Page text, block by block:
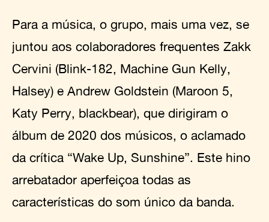
Para a música, o grupo, mais uma vez, se
juntou aos colaboradores frequentes Zakk
Cervini (Blink-182, Machine Gun Kelly,
Halsey) e Andrew Goldstein (Maroon 5,
Katy Perry, blackbear), que dirigiram o
álbum de 2020 dos músicos, o aclamado
da crítica “Wake Up, Sunshine”. Este hino
arrebatador aperfeiçoa todas as
características do som único da banda.